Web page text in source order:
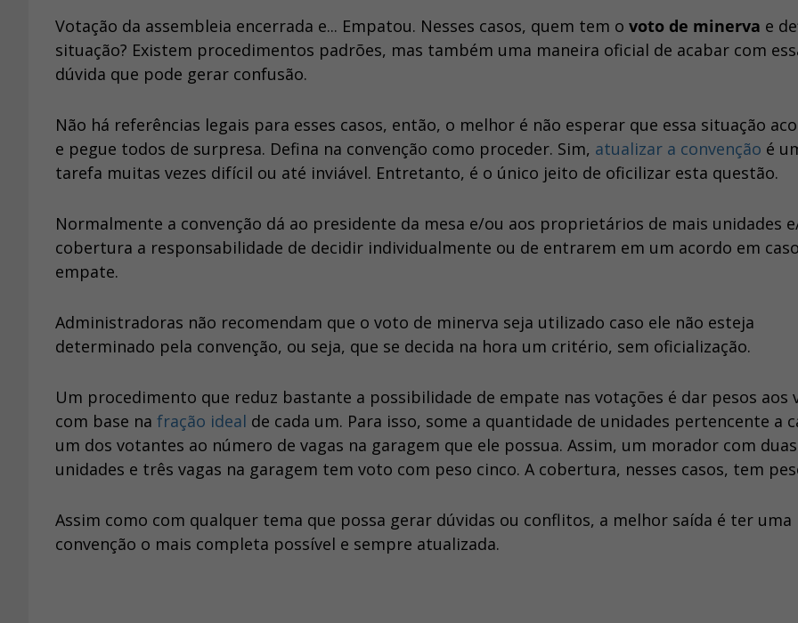
Votação da assembleia encerrada e... Empatou. Nesses casos, quem tem o voto de minerva e
situação? Existem procedimentos padrões, mas também uma maneira oficial de acabar com
dúvida que pode gerar confusão.
Não há referências legais para esses casos, então, o melhor é não esperar que essa situação
e pegue todos de surpresa. Defina na convenção como proceder. Sim, atualizar a convenção é
tarefa muitas vezes difícil ou até inviável. Entretanto, é o único jeito de oficilizar esta questão.
Normalmente a convenção dá ao presidente da mesa e/ou aos proprietários de mais unidades
cobertura a responsabilidade de decidir individualmente ou de entrarem em um acordo em
empate.
Administradoras não recomendam que o voto de minerva seja utilizado caso ele não esteja
determinado pela convenção, ou seja, que se decida na hora um critério, sem oficialização.
Um procedimento que reduz bastante a possibilidade de empate nas votações é dar pesos aos
com base na fração ideal de cada um. Para isso, some a quantidade de unidades pertencente a
um dos votantes ao número de vagas na garagem que ele possua. Assim, um morador com duas
unidades e três vagas na garagem tem voto com peso cinco. A cobertura, nesses casos, tem
Assim como com qualquer tema que possa gerar dúvidas ou conflitos, a melhor saída é ter uma
convenção o mais completa possível e sempre atualizada.